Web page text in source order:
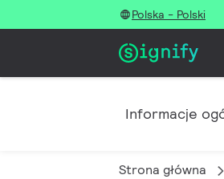
Polska - Polski
Informacje
Strona główna